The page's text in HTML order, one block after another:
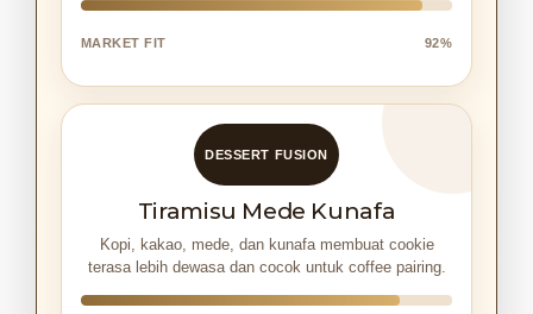
MARKET FIT 92%
DESSERT FUSION
Tiramisu Mede Kunafa
Kopi, kakao, mede, dan kunafa membuat cookie
terasa lebih dewasa dan cocok untuk coffee pairing.